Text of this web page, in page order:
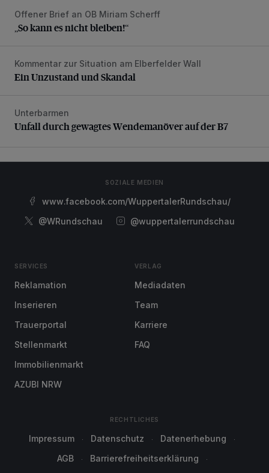
„So kann es nicht bleiben!“
Offener Brief an OB Miriam Scherff
„So kann es nicht bleiben!“
Ein Unzustand und Skandal
Kommentar zur Situation am Elberfelder Wall
Ein Unzustand und Skandal
Unfall durch gewagtes Wendemanöver auf der B7
Unterbarmen
Unfall durch gewagtes Wendemanöver auf der B7
SOZIALE MEDIEN
www.facebook.com/WuppertalerRundschau/
@WRundschau
@wuppertalerrundschau
SERVICES
Reklamation
Inserieren
Trauerportal
Stellenmarkt
Immobilienmarkt
AZUBI NRW
VERLAG
Mediadaten
Team
Karriere
FAQ
RECHTLICHES
Impressum Datenschutz
Datenerhebung
AGB
Barrierefreiheitserklärung